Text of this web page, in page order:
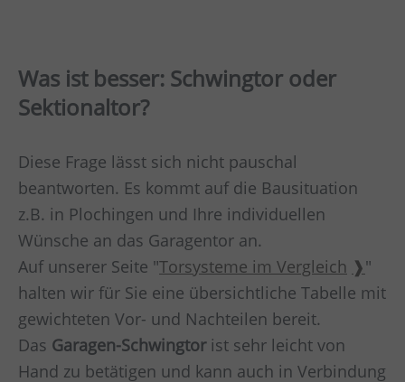
Was ist besser: Schwingtor oder
Sektionaltor?
Diese Frage lässt sich nicht pauschal
beantworten. Es kommt auf die Bausituation
z.B. in Plochingen und Ihre individuellen
Wünsche an das Garagentor an.
Auf unserer Seite "Torsysteme im Vergleich
"
halten wir für Sie eine übersichtliche Tabelle mit
gewichteten Vor- und Nachteilen bereit.
Das Garagen-Schwingtorist sehr leicht von
Hand zu betätigen und kann auch in Verbindung